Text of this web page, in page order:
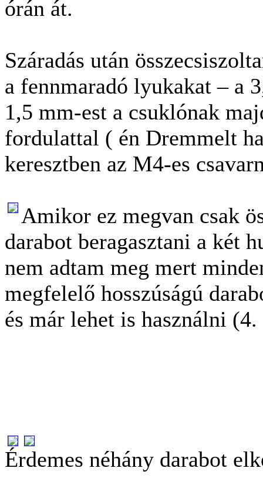
órán át.
Száradás után
a fennmaradó lyukakat – a
1,5 mm-est a csuklónak
fordulattal ( én Dremmelt
keresztben az M4-es
Amikor ez megvan csak
darabot beragasztani a két
nem adtam meg mert
megfelelő hosszúságú
és már lehet is használni
Érdemes néhány darabot